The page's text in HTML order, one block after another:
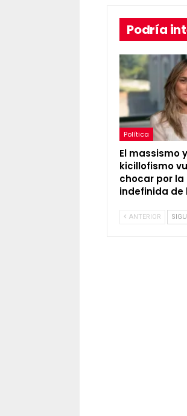
Podría
Política
El massismo
kicillofismo
chocar por la
indefinida de
ANTERIOR